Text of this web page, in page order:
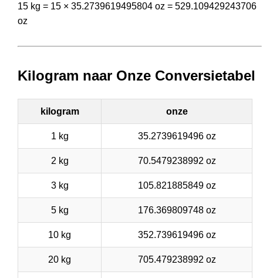
15 kg = 15 × 35.2739619495804 oz = 529.109429243706
oz
Kilogram naar Onze Conversietabel
kilogram onze
1 kg 35.2739619496 oz
2 kg 70.5479238992 oz
3 kg 105.821885849 oz
5 kg 176.369809748 oz
10 kg 352.739619496 oz
20 kg 705.479238992 oz